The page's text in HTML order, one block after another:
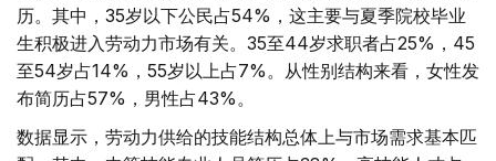
历。其中，35岁以下公民占54%，这主要与夏季院校毕业
生积极进入劳动力市场有关。35至44岁求职者占25%，45
至54岁占14%，55岁以上占7%。从性别结构来看，女性发
布简历占57%，男性占43%。
数据显示，劳动力供给的技能结构总体上与市场需求基本匹